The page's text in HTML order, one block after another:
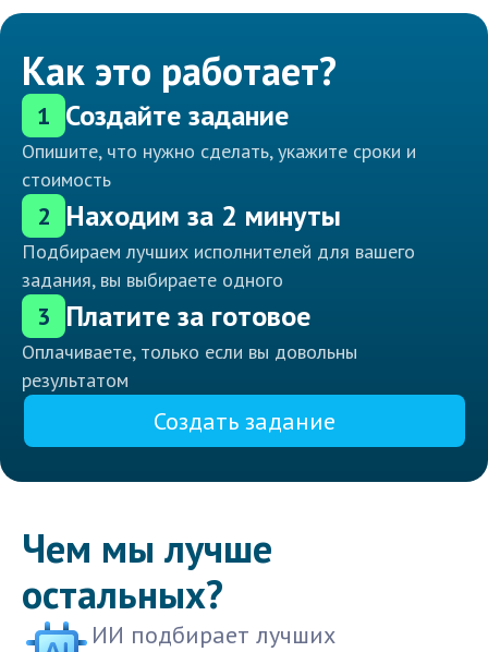
Как это работает?
1 Создайте задание
Опишите, что нужно сделать, укажите сроки и
стоимость
2 Находим за 2 минуты
Подбираем лучших исполнителей для вашего
задания, вы выбираете одного
3 Платите за готовое
Оплачиваете, только если вы довольны
результатом
Создать задание
Чем мы лучше
остальных?
ИИ подбирает лучших